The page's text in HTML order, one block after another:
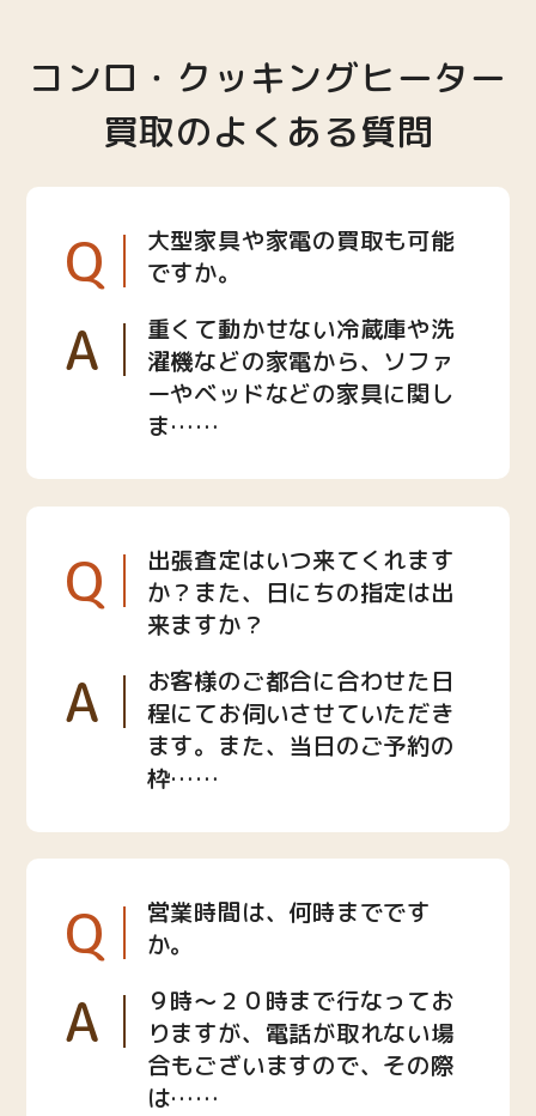
コンロ・クッキングヒーター
買取のよくある質問
Q
大型家具や家電の買取も可能
ですか。
A
重くて動かせない冷蔵庫や洗
濯機などの家電から、ソファ
ーやベッドなどの家具に関し
ま……
Q
出張査定はいつ来てくれます
か？また、日にちの指定は出
来ますか？
A
お客様のご都合に合わせた日
程にてお伺いさせていただき
ます。また、当日のご予約の
枠……
Q
営業時間は、何時までです
か。
A
９時〜２０時まで行なってお
りますが、電話が取れない場
合もございますので、その際
は……